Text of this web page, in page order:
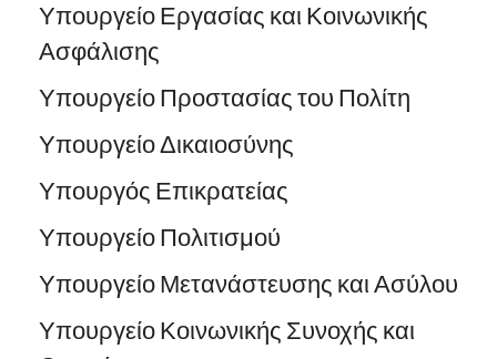
Υπουργείο Εργασίας και Κοινωνικής
Ασφάλισης
Υπουργείο Προστασίας του Πολίτη
Υπουργείο Δικαιοσύνης
Υπουργός Επικρατείας
Υπουργείο Πολιτισμού
Υπουργείο Μετανάστευσης και Ασύλου
Υπουργείο Κοινωνικής Συνοχής και